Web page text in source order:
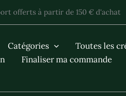
offerts à partir de 150 € d'achat
Catégories Toutes les
Finaliser ma commande